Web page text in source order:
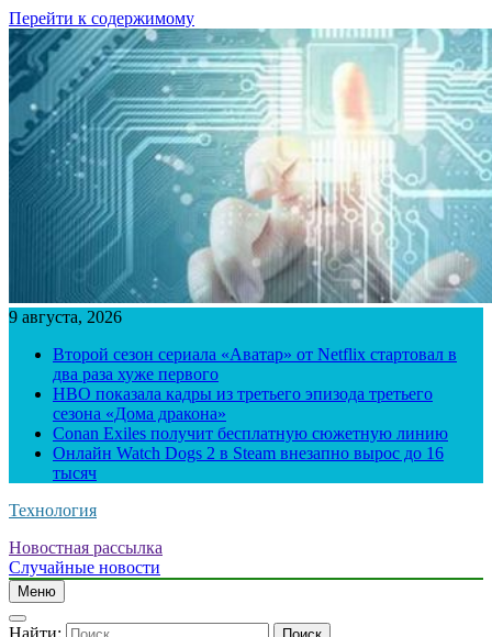
Перейти к содержимому
9 августа, 2026
Второй сезон сериала «Аватар» от Netflix стартовал в
два раза хуже первого
HBO показала кадры из третьего эпизода третьего
сезона «Дома дракона»
Conan Exiles получит бесплатную сюжетную линию
Онлайн Watch Dogs 2 в Steam внезапно вырос до 16
тысяч
Технология
Новостная рассылка
Случайные новости
Меню
Найти: